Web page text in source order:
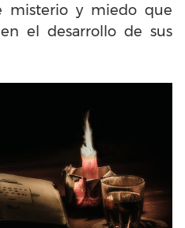
misterio y miedo que
el desarrollo de sus